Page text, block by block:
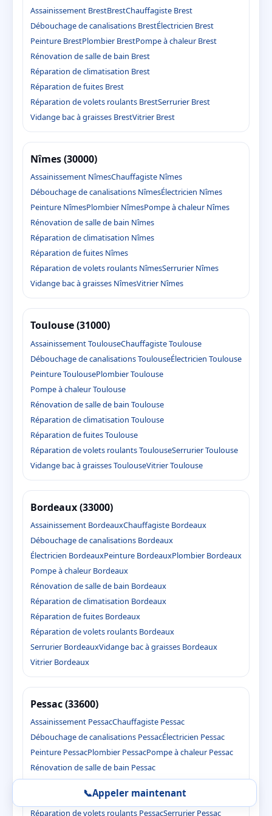
Assainissement BrestBrestChauffagiste Brest
Débouchage de canalisations BrestÉlectricien Brest
Peinture BrestPlombier BrestPompe à chaleur Brest
Rénovation de salle de bain Brest
Réparation de climatisation Brest
Réparation de fuites Brest
Réparation de volets roulants BrestSerrurier Brest
Vidange bac à graisses BrestVitrier Brest
Nîmes (30000)
Assainissement NîmesChauffagiste Nîmes
Débouchage de canalisations NîmesÉlectricien Nîmes
Peinture NîmesPlombier NîmesPompe à chaleur Nîmes
Rénovation de salle de bain Nîmes
Réparation de climatisation Nîmes
Réparation de fuites Nîmes
Réparation de volets roulants NîmesSerrurier Nîmes
Vidange bac à graisses NîmesVitrier Nîmes
Toulouse (31000)
Assainissement ToulouseChauffagiste Toulouse
Débouchage de canalisations ToulouseÉlectricien Toulouse
Peinture ToulousePlombier Toulouse
Pompe à chaleur Toulouse
Rénovation de salle de bain Toulouse
Réparation de climatisation Toulouse
Réparation de fuites Toulouse
Réparation de volets roulants ToulouseSerrurier Toulouse
Vidange bac à graisses ToulouseVitrier Toulouse
Bordeaux (33000)
Assainissement BordeauxChauffagiste Bordeaux
Débouchage de canalisations Bordeaux
Électricien BordeauxPeinture BordeauxPlombier Bordeaux
Pompe à chaleur Bordeaux
Rénovation de salle de bain Bordeaux
Réparation de climatisation Bordeaux
Réparation de fuites Bordeaux
Réparation de volets roulants Bordeaux
Serrurier BordeauxVidange bac à graisses Bordeaux
Vitrier Bordeaux
Pessac (33600)
Assainissement PessacChauffagiste Pessac
Débouchage de canalisations PessacÉlectricien Pessac
Peinture PessacPlombier PessacPompe à chaleur Pessac
Rénovation de salle de bain Pessac
Réparation de climatisation Pessac
Réparation de fuites Pessac
Réparation de volets roulants PessacSerrurier Pessac
📞Appeler maintenant